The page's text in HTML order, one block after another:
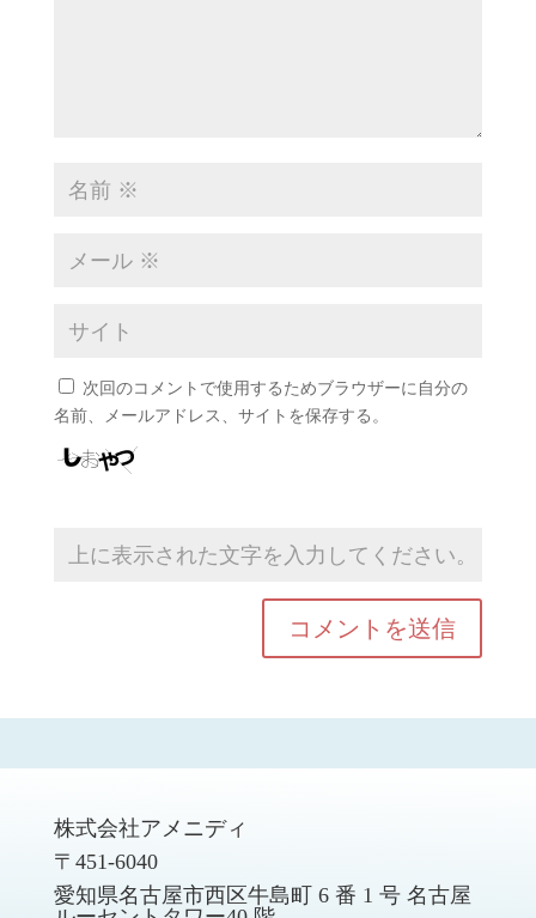
次回のコメントで使用するためブラウザーに自分の
名前、メールアドレス、サイトを保存する。
株式会社アメニディ
〒451-6040
愛知県名古屋市西区牛島町 6 番 1 号 名古屋